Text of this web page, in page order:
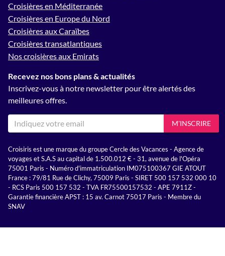
Croisières en Méditerranée
Croisières en Europe du Nord
Croisières aux Caraïbes
Croisières transatlantiques
Nos croisières aux Emirats
Recevez nos bons plans & actualités
Inscrivez-vous à notre newsletter pour être alertés des
meilleures offres.
M'INSCRIRE
Croisiris est une marque du groupe Cercle des Vacances - Agence de
voyages et S.A.S au capital de 1.500.012 € - 31, avenue de l'Opéra
75001 Paris - Numéro d'immatriculation IM075100367 GIE ATOUT
France : 79/81 Rue de Clichy, 75009 Paris - SIRET 500 157 532 000 10
- RCS Paris 500 157 532 - TVA FR75500157532 - APE 7911Z -
Garantie financière APST : 15 av. Carnot 75017 Paris - Membre du
SNAV